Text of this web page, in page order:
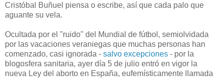
Cristóbal Buñuel piensa o escribe, así que cada palo que
aguante su vela.
Ocultada por el "ruido" del Mundial de fútbol, semiolvidada
por las vacaciones veraniegas que muchas personas han
comenzado, casi ignorada - salvo excepciones - por la
blogosfera sanitaria, ayer día 5 de julio entró en vigor la
nueva Ley del aborto en España, eufemísticamente llamada